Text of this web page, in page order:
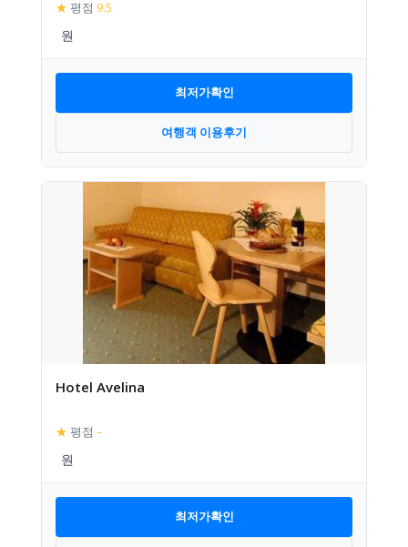
★ 평점 9.5
최저가확인
여행객 이용후기
Hotel Avelina
★ 평점 –
최저가확인